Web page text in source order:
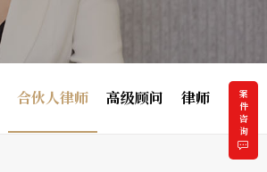
合伙人律师 高级顾问 律师 案件咨询